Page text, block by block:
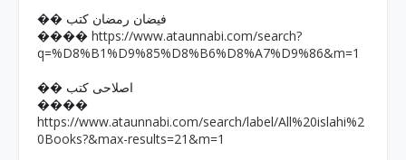
�� فیضان رمضان کتب
���� https://www.ataunnabi.com/search?
q=%D8%B1%D9%85%D8%B6%D8%A7%D9%86&m=1
�� اصلاحی کتب
����
https://www.ataunnabi.com/search/label/All%20islahi%2
0Books?&max-results=21&m=1